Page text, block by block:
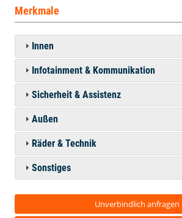
Merkmale
Innen
Infotainment & Kommunikation
Sicherheit & Assistenz
Außen
Räder & Technik
Sonstiges
Unverbindlich anfragen